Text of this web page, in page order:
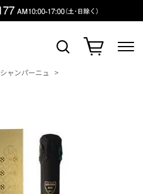
シャンパーニュ